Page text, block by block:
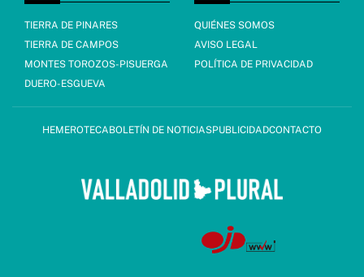
TIERRA DE PINARES
TIERRA DE CAMPOS
MONTES TOROZOS-PISUERGA
DUERO-ESGUEVA
QUIÉNES SOMOS
AVISO LEGAL
POLÍTICA DE PRIVACIDAD
HEMEROTECABOLETÍN DE NOTICIASPUBLICIDADCONTACTO